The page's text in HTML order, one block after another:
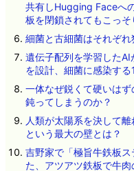
共有しHugging Faceへ
板を閉鎖されてもこっそ
細菌と古細菌はそれぞ
遺伝子配列を学習した
を設計、細菌に感染す
一体なぜ鋭くて硬いは
鈍ってしまうのか？
人類が太陽系を決して
という最大の壁とは？
吉野家で「極旨牛鉄板
た、アツアツ鉄板で牛